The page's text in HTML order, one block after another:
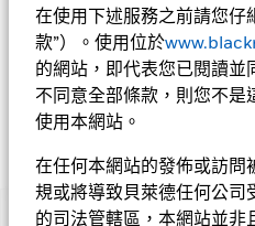
在使用下述服務之前請您仔
款”）。使用位於
的網站，即代表您已閱讀並
不同意全部條款，則您不是
使用本網站。
在任何本網站的發佈或訪問
規或將導致貝萊德任何公司
的司法管轄區，本網站並非
淨值截至 2026年8月7日
美元 32.82
52週波幅 27.13 - 33.20
1天淨值變
美